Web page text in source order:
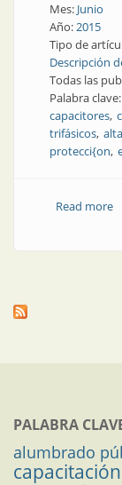
Mes: Junio
Año:2015
Tipo de
Descripción
Todas las
Palabra clave:
capacitores
trifásicos
protecci{on
Read more
PALABRA
alumbrado
capacitación